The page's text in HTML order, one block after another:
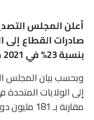
أعلن المجلس
صادرات القطاع إلى
بنسبة 23% في 2021 مقارنة بصادرات عام 2020.
وبحسب بيان المجلس
مقارنة بـ 181 مليون دولار في عام 2020.